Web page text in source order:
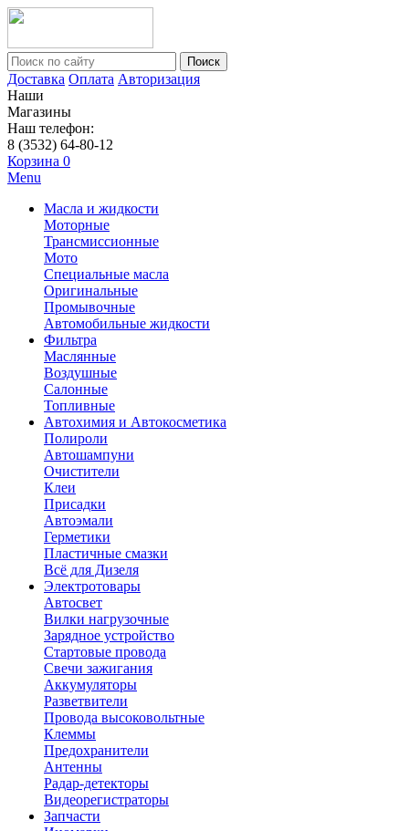
Поиск
Доставка Оплата Авторизация
Наши
Магазины
Наш телефон:
8 (3532) 64-80-12
Корзина 0
Menu
Масла и жидкости
Моторные
Трансмиссионные
Мото
Специальные масла
Оригинальные
Промывочные
Автомобильные жидкости
Фильтра
Маслянные
Воздушные
Салонные
Топливные
Автохимия и Автокосметика
Полироли
Автошампуни
Очистители
Клеи
Присадки
Автоэмали
Герметики
Пластичные смазки
Всё для Дизеля
Электротовары
Автосвет
Вилки нагрузочные
Зарядное устройство
Стартовые провода
Свечи зажигания
Аккумуляторы
Разветвители
Провода высоковольтные
Клеммы
Предохранители
Антенны
Радар-детекторы
Видеорегистраторы
Запчасти